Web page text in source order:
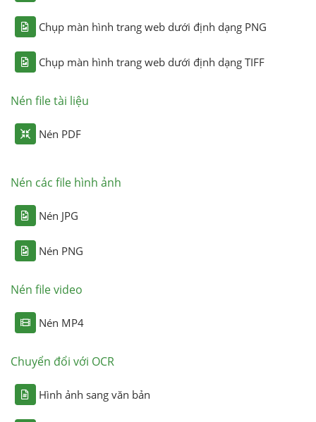
Chụp màn hình trang web dưới định dạng PNG
Chụp màn hình trang web dưới định dạng TIFF
Nén file tài liệu
Nén PDF
Nén các file hình ảnh
Nén JPG
Nén PNG
Nén file video
Nén MP4
Chuyển đổi với OCR
Hình ảnh sang văn bản